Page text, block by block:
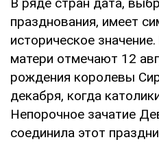
В ряде стран дата,
празднования, имеет
историческое
матери отмечают 12
рождения королевы
декабря, когда
Непорочное зачатие
соединила этот